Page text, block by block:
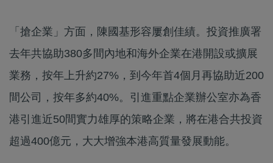
「搶企業」方面，陳國基形容屢創佳績。投資推廣署
去年共協助380多間內地和海外企業在港開設或擴展
業務，按年上升約27%，到今年首4個月再協助近200
間公司，按年多約40%。引進重點企業辦公室亦為香
港引進近50間實力雄厚的策略企業，將在港合共投資
超過400億元，大大增強本港高質量發展動能。